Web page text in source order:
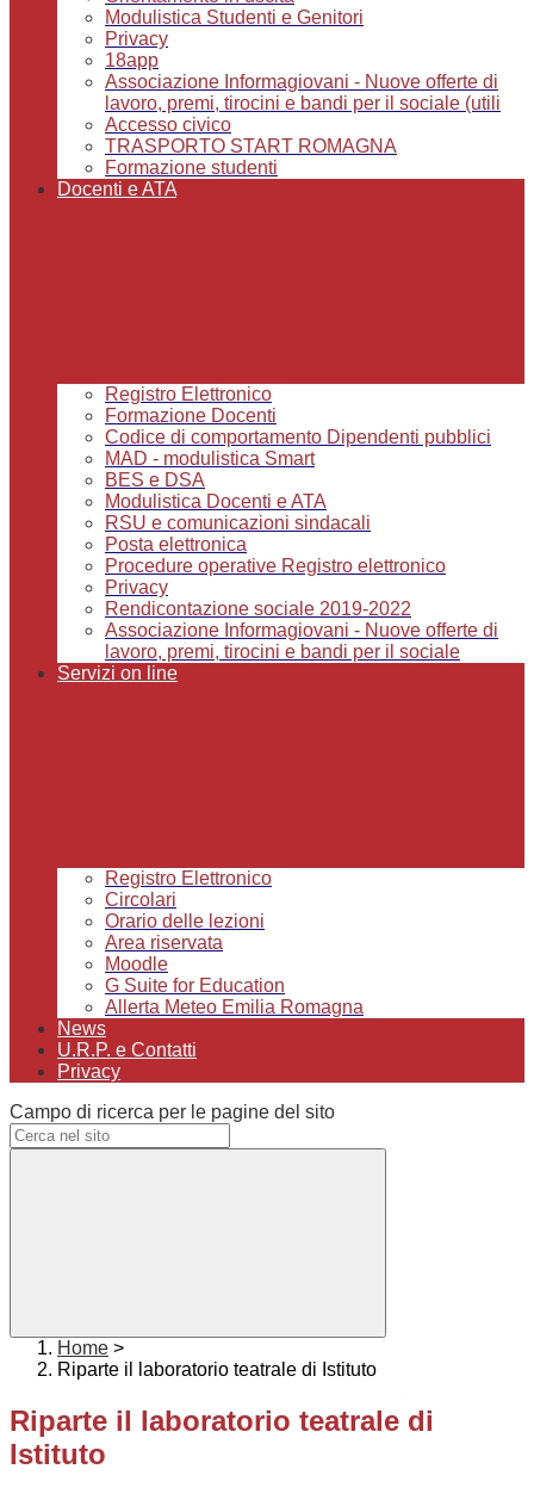
Modulistica Studenti e Genitori
Privacy
18app
Associazione Informagiovani - Nuove offerte di
lavoro, premi, tirocini e bandi per il sociale (utili
Accesso civico
TRASPORTO START ROMAGNA
Formazione studenti
Docenti e ATA
Registro Elettronico
Formazione Docenti
Codice di comportamento Dipendenti pubblici
MAD - modulistica Smart
BES e DSA
Modulistica Docenti e ATA
RSU e comunicazioni sindacali
Posta elettronica
Procedure operative Registro elettronico
Privacy
Rendicontazione sociale 2019-2022
Associazione Informagiovani - Nuove offerte di
lavoro, premi, tirocini e bandi per il sociale
Servizi on line
Registro Elettronico
Circolari
Orario delle lezioni
Area riservata
Moodle
G Suite for Education
Allerta Meteo Emilia Romagna
News
U.R.P. e Contatti
Privacy
Campo di ricerca per le pagine del sito
Home >
Riparte il laboratorio teatrale di Istituto
Riparte il laboratorio teatrale di
Istituto